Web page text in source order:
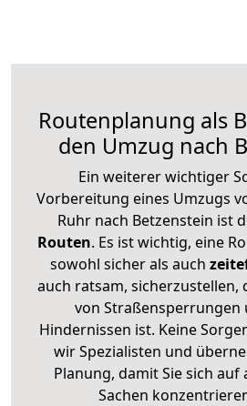
Routenplanung als
den Umzug nach
Ein weiterer wichtiger
Vorbereitung eines Umzugs
Ruhr nach Betzenstein ist
Routen. Es ist wichtig, eine
sowohl sicher als auch
auch ratsam, sicherzustellen,
von Straßensperrungen
Hindernissen ist. Keine
wir Spezialisten und
Planung, damit Sie sich
Sachen